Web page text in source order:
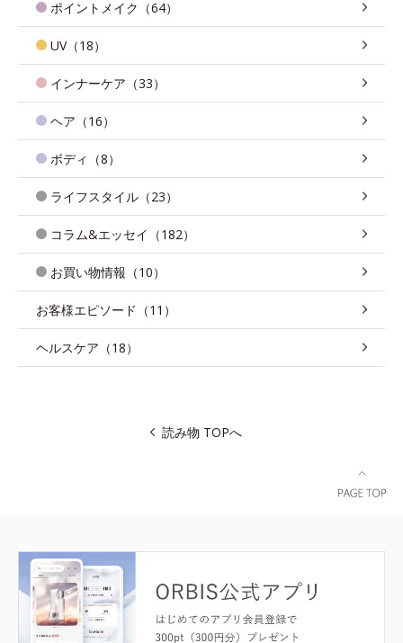
ポイントメイク（64）
UV（18）
インナーケア（33）
ヘア（16）
ボディ（8）
ライフスタイル（23）
コラム&エッセイ（182）
お買い物情報（10）
お客様エピソード（11）
ヘルスケア（18）
読み物 TOPへ